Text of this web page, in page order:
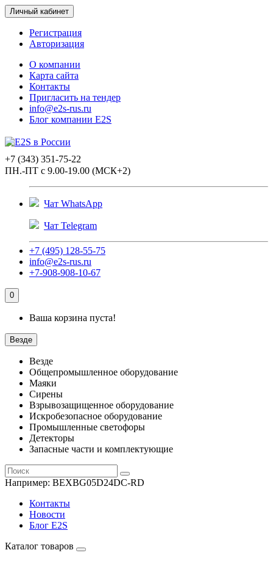
Личный кабинет
Регистрация
Авторизация
О компании
Карта сайта
Контакты
Пригласить на тендер
info@e2s-rus.ru
Блог компании E2S
+7 (343) 351-75-22
ПН.-ПТ с 9.00-19.00 (МСК+2)
Чат WhatsApp
Чат Telegram
+7 (495) 128-55-75
info@e2s-rus.ru
+7-908-908-10-67
0
Ваша корзина пуста!
Везде
Везде
Общепромышленное оборудование
Маяки
Сирены
Взрывозащищенное оборудование
Искробезопасное оборудование
Промышленные светофоры
Детекторы
Запасные части и комплектующие
Например: BEXBG05D24DC-RD
Контакты
Новости
Блог E2S
Каталог товаров